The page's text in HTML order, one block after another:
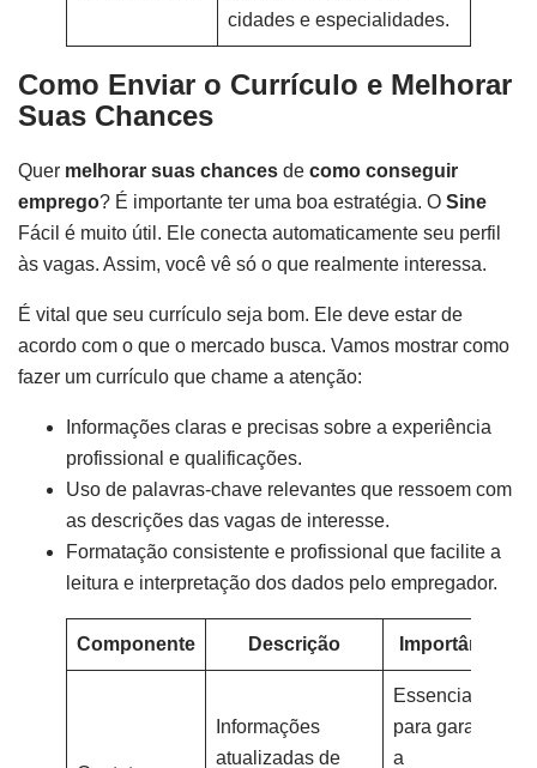
cidades e especialidades.
Como Enviar o Currículo e Melhorar
Suas Chances
Quer melhorar suas chances de como conseguir
emprego? É importante ter uma boa estratégia. O Sine
Fácil é muito útil. Ele conecta automaticamente seu perfil
às vagas. Assim, você vê só o que realmente interessa.
É vital que seu currículo seja bom. Ele deve estar de
acordo com o que o mercado busca. Vamos mostrar como
fazer um currículo que chame a atenção:
Informações claras e precisas sobre a experiência
profissional e qualificações.
Uso de palavras-chave relevantes que ressoem com
as descrições das vagas de interesse.
Formatação consistente e profissional que facilite a
leitura e interpretação dos dados pelo empregador.
Componente Descrição Importância
Informações
atualizadas de
Essencial
para garantir
a